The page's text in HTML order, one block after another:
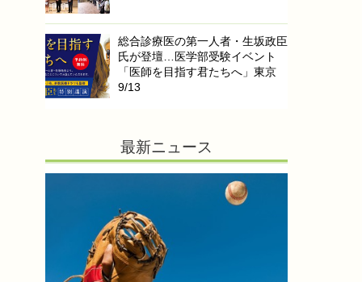
総合診療医の第一人者・生坂政臣
氏が登壇…医学部受験イベント
「医師を目指す君たちへ」東京
9/13
最新ニュース